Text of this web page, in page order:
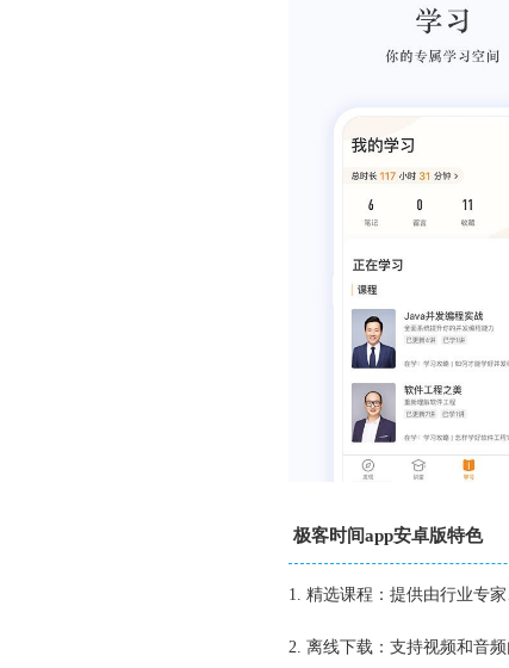
极客时间app安卓版特色
1. 精选课程：提供由行业专
2. 离线下载：支持视频和音